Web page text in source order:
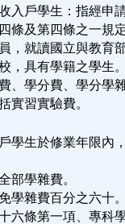
入戶學生：指經申
條及第四條之一規
，就讀國立與教育
，具有學籍之學生。
、學分費、學分學
實習實驗費。
學生於修業年限內
部學雜費。
學雜費百分之六十。
六條第一項、專科